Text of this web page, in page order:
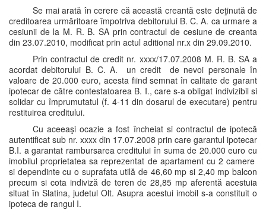
Se mai arată în cerere că această creantă este deţinută de
creditoarea urmăritoare împotriva debitorului B. C. A. ca urmare a
cesiunii de la M. R. B. SA prin contractul de cesiune de creanta
din 23.07.2010, modificat prin actul aditional nr.x din 29.09.2010.
Prin contractul de credit nr. xxxx/17.07.2008 M. R. B. SA a
acordat debitorului B. C. A. un credit de nevoi personale în
valoare de 20.000 euro, acesta fiind semnat în calitate de garant
ipotecar de către contestatoarea B. I., care s-a obligat indivizibil si
solidar cu împrumutatul (f. 4-11 din dosarul de executare) pentru
restituirea creditului.
Cu aceeaşi ocazie a fost încheiat si contractul de ipotecă
autentificat sub nr. xxxx din 17.07.2008 prin care garantul ipotecar
B.I. a garantat rambursarea creditului în suma de 20.000 euro cu
imobilul proprietatea sa reprezentat de apartament cu 2 camere
si dependinte cu o suprafata utilă de 46,60 mp si 2,40 mp balcon
precum si cota indiviză de teren de 28,85 mp aferentă acestuia
situat în Slatina, judetul Olt. Asupra acestui imobil s-a constituit o
ipoteca de rangul I.